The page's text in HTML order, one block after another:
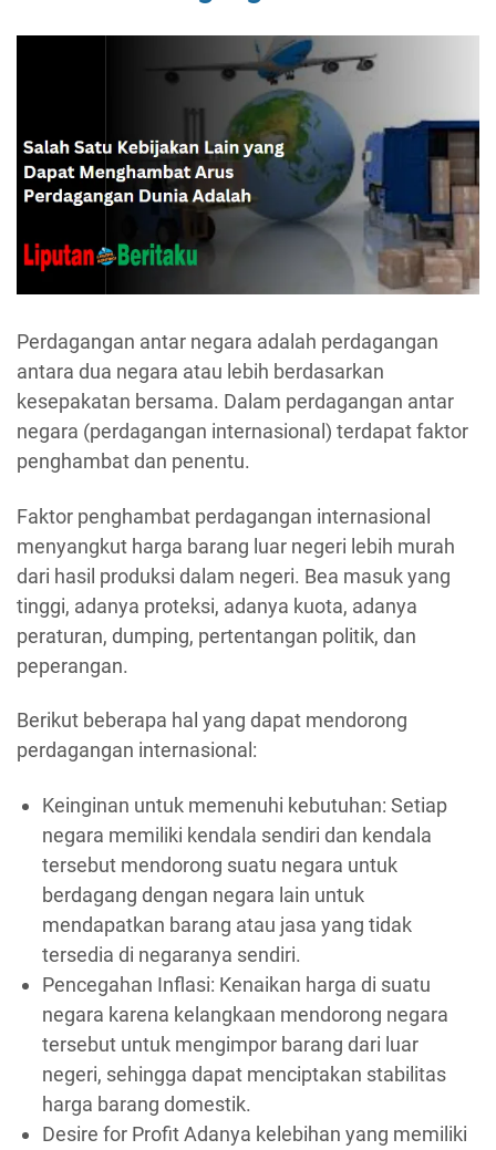
Perdagangan antar negara adalah perdagangan
antara dua negara atau lebih berdasarkan
kesepakatan bersama. Dalam perdagangan antar
negara (perdagangan internasional) terdapat faktor
penghambat dan penentu.
Faktor penghambat perdagangan internasional
menyangkut harga barang luar negeri lebih murah
dari hasil produksi dalam negeri. Bea masuk yang
tinggi, adanya proteksi, adanya kuota, adanya
peraturan, dumping, pertentangan politik, dan
peperangan.
Berikut beberapa hal yang dapat mendorong
perdagangan internasional:
Keinginan untuk memenuhi kebutuhan: Setiap
negara memiliki kendala sendiri dan kendala
tersebut mendorong suatu negara untuk
berdagang dengan negara lain untuk
mendapatkan barang atau jasa yang tidak
tersedia di negaranya sendiri.
Pencegahan Inflasi: Kenaikan harga di suatu
negara karena kelangkaan mendorong negara
tersebut untuk mengimpor barang dari luar
negeri, sehingga dapat menciptakan stabilitas
harga barang domestik.
Desire for Profit Adanya kelebihan yang memiliki